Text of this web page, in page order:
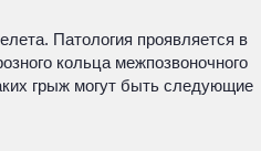
Патология проявляется в
кольца межпозвоночного
грыж могут быть следующие